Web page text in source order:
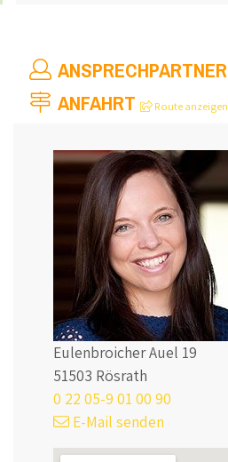
ANSPRECHPARTNER
ANFAHRT
Route anzeigen
Eulenbroicher Auel 19
51503 Rösrath
0 22 05-9 01 00 90
E-Mail senden